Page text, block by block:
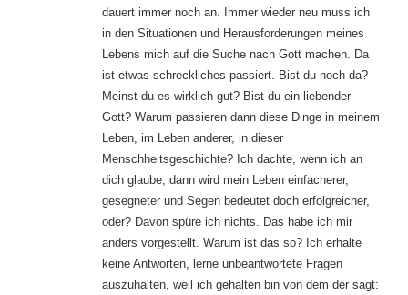
dauert immer noch an. Immer wieder neu muss ich
in den Situationen und Herausforderungen meines
Lebens mich auf die Suche nach Gott machen. Da
ist etwas schreckliches passiert. Bist du noch da?
Meinst du es wirklich gut? Bist du ein liebender
Gott? Warum passieren dann diese Dinge in meinem
Leben, im Leben anderer, in dieser
Menschheitsgeschichte? Ich dachte, wenn ich an
dich glaube, dann wird mein Leben einfacherer,
gesegneter und Segen bedeutet doch erfolgreicher,
oder? Davon spüre ich nichts. Das habe ich mir
anders vorgestellt. Warum ist das so? Ich erhalte
keine Antworten, lerne unbeantwortete Fragen
auszuhalten, weil ich gehalten bin von dem der sagt: